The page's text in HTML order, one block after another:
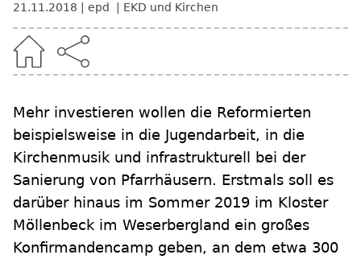
21.11.2018 epd EKD und Kirchen
Mehr investieren wollen die Reformierten
beispielsweise in die Jugendarbeit, in die
Kirchenmusik und infrastrukturell bei der
Sanierung von Pfarrhäusern. Erstmals soll es
darüber hinaus im Sommer 2019 im Kloster
Möllenbeck im Weserbergland ein großes
Konfirmandencamp geben, an dem etwa 300